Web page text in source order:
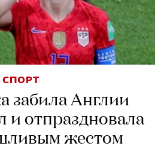
СПОРТ
забила Англии
и отпраздновала
жестом